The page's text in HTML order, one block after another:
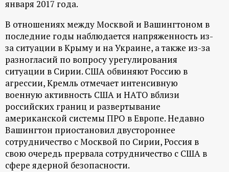
р
т
а
л
января 2017 года.
В отношениях между Москвой и Вашингтоном в
последние годы наблюдается напряженность из-
за ситуации в Крыму и на Украине, а также из-за
разногласий по вопросу урегулирования
ситуации в Сирии. США обвиняют Россию в
агрессии, Кремль отмечает интенсивную
военную активность США и НАТО вблизи
российских границ и развертывание
американской системы ПРО в Европе. Недавно
Вашингтон приостановил двустороннее
сотрудничество с Москвой по Сирии, Россия в
свою очередь прервала сотрудничество с США в
сфере ядерной безопасности.